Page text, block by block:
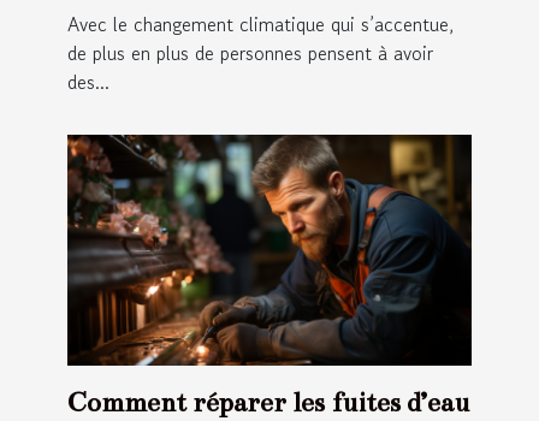
Avec le changement climatique qui s’accentue,
de plus en plus de personnes pensent à avoir
des...
Comment réparer les fuites d’eau